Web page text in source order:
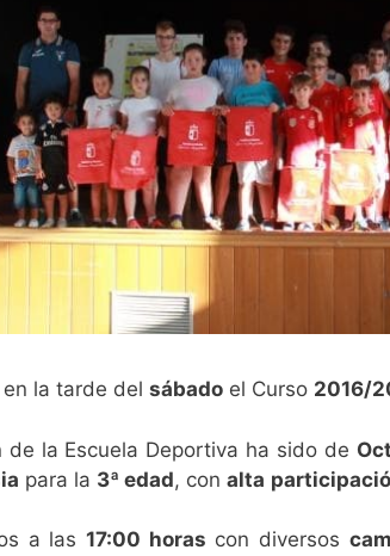
la tarde del sábado el Curso 2016/
de la Escuela Deportiva ha sido de
para la 3ª edad, con alta
a las17:00 horas con diversos